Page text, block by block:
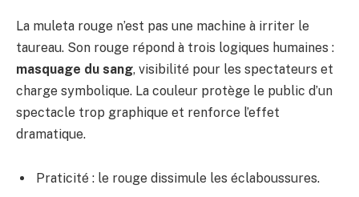
La muleta rouge n’est pas une machine à irriter le
taureau. Son rouge répond à trois logiques humaines :
masquage du sang, visibilité pour les spectateurs et
charge symbolique. La couleur protège le public d’un
spectacle trop graphique et renforce l’effet
dramatique.
Praticité : le rouge dissimule les éclaboussures.